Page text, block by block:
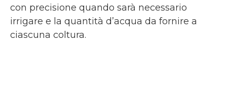
con precisione quando sarà necessario
irrigare e la quantità d’acqua da fornire a
ciascuna coltura.